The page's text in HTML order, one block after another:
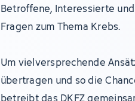
Betroffene, Interessierte
Fragen zum Thema Krebs.
Um vielversprechende
übertragen und so die